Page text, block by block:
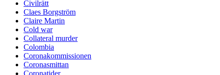
Civilrätt
Claes Borgström
Claire Martin
Cold war
Collateral murder
Colombia
Coronakommissionen
Coronasmittan
Coronatider